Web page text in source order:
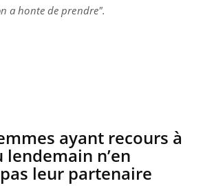
a honte de prendre".
ayant recours à
n’en
leur partenaire